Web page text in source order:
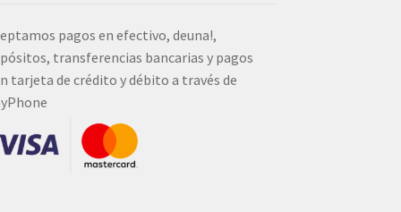
pagos en efectivo, deuna!,
transferencias bancarias y pagos
tarjeta de crédito y débito a través de